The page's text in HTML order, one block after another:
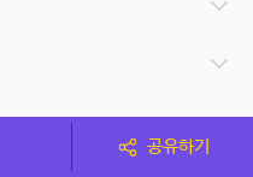
공유하기